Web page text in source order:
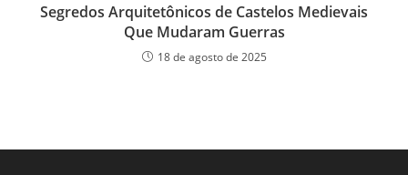
Segredos Arquitetônicos de Castelos Medievais
Que Mudaram Guerras
18 de agosto de 2025